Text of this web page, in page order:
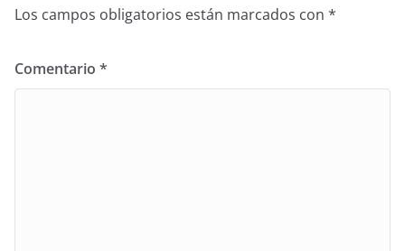
Los campos obligatorios están marcados con *
Comentario *